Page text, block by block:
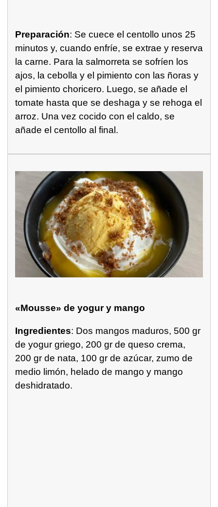
Preparación: Se cuece el centollo unos 25
minutos y, cuando enfríe, se extrae y reserva
la carne. Para la salmorreta se sofríen los
ajos, la cebolla y el pimiento con las ñoras y
el pimiento choricero. Luego, se añade el
tomate hasta que se deshaga y se rehoga el
arroz. Una vez cocido con el caldo, se
añade el centollo al final.
«Mousse» de yogur y mango
Ingredientes: Dos mangos maduros, 500 gr
de yogur griego, 200 gr de queso crema,
200 gr de nata, 100 gr de azúcar, zumo de
medio limón, helado de mango y mango
deshidratado.